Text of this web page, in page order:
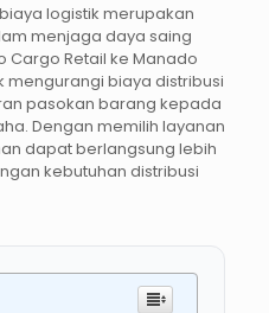
logistik merupakan
menjaga daya saing
Cargo Retail ke Manado
biaya distribusi
pasokan barang kepada
Dengan memilih layanan
dapat berlangsung lebih
kebutuhan distribusi